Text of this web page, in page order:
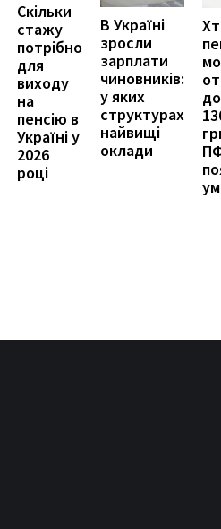
Скільки
стажу
потрібно
для
виходу
на
пенсію в
Україні у
2026
році
В Україні
зросли
зарплати
чиновників:
у яких
структурах
найвищі
оклади